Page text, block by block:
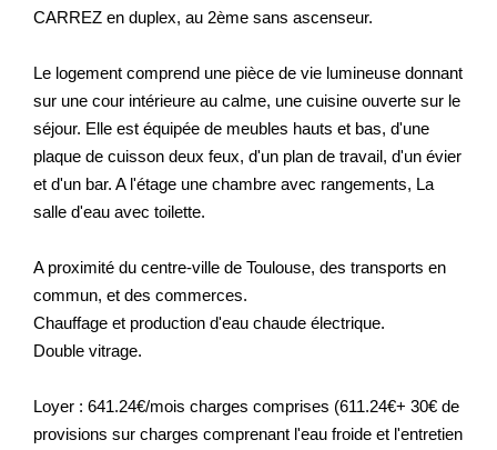
CARREZ en duplex, au 2ème sans ascenseur.
Le logement comprend une pièce de vie lumineuse donnant
sur une cour intérieure au calme, une cuisine ouverte sur le
séjour. Elle est équipée de meubles hauts et bas, d'une
plaque de cuisson deux feux, d'un plan de travail, d'un évier
et d'un bar. A l'étage une chambre avec rangements, La
salle d'eau avec toilette.
A proximité du centre-ville de Toulouse, des transports en
commun, et des commerces.
Chauffage et production d'eau chaude électrique.
Double vitrage.
Loyer : 641.24€/mois charges comprises (611.24€+ 30€ de
provisions sur charges comprenant l'eau froide et l'entretien